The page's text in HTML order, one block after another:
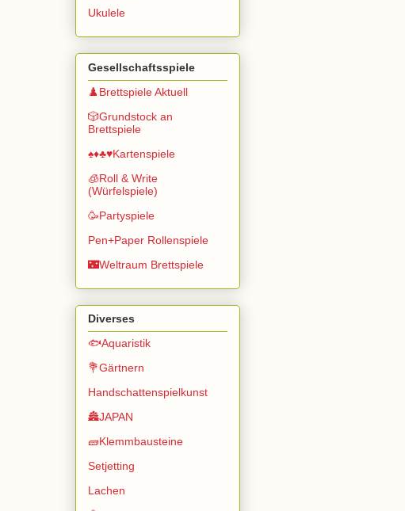
Ukulele
Gesellschaftsspiele
♟️Brettspiele Aktuell
🎲Grundstock an
Brettspiele
♠️♦️♣️♥️Kartenspiele
🧊Roll & Write
(Würfelspiele)
🥳Partyspiele
Pen+Paper Rollenspiele
🌃Weltraum Brettspiele
Diverses
🐟Aquaristik
💐Gärtnern
Handschattenspielkunst
🏯JAPAN
🧱Klemmbausteine
Setjetting
Lachen